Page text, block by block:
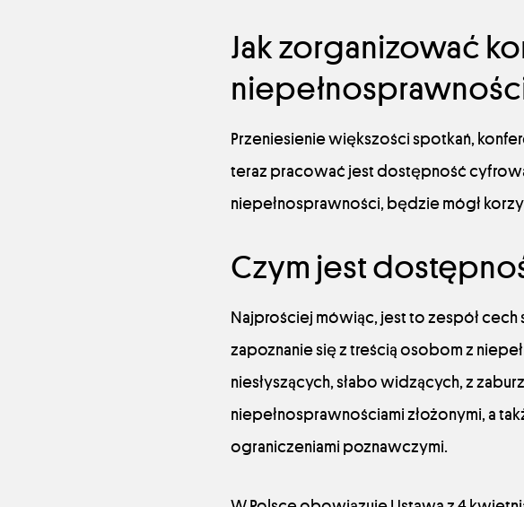
Jak zorganizować
Przeniesienie większości spotkań,
teraz pracować jest dostępność
niepełnosprawności, będzie mógł
Czym jest
Najprościej mówiąc, jest to zespół
zapoznanie się z treścią osobom z
niesłyszących, słabo widzących, z
niepełnosprawnościami złożonymi, a
ograniczeniami poznawczymi.